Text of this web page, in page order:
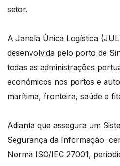
setor.
A Janela Única Logística
desenvolvida pelo porto de
todas as administrações
económicos nos portos e
marítima, fronteira, saúde e
Adianta que assegura um
Segurança da Informação,
Norma ISO/IEC 27001,